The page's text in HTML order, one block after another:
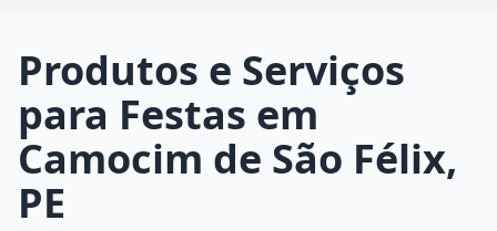
Balões delivery
Decoração personalizada
Produtos e Serviços
para Festas em
Camocim de São Félix,
PE